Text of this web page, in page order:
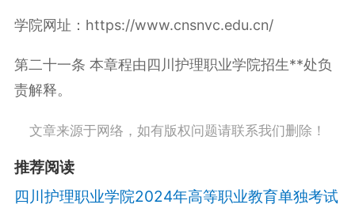
学院网址：https://www.cnsnvc.edu.cn/
第二十一条 本章程由四川护理职业学院招生**处负
责解释。
文章来源于网络，如有版权问题请联系我们删除！
推荐阅读
四川护理职业学院2024年高等职业教育单独考试